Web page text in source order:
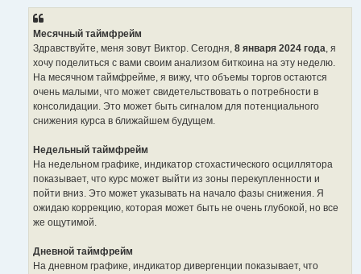
Месячный таймфрейм
Здравствуйте, меня зовут Виктор. Сегодня, 8 января 2024 года, я
хочу поделиться с вами своим анализом биткоина на эту неделю.
На месячном таймфрейме, я вижу, что объемы торгов остаются
очень малыми, что может свидетельствовать о потребности в
консолидации. Это может быть сигналом для потенциального
снижения курса в ближайшем будущем.
Недельный таймфрейм
На недельном графике, индикатор стохастического осциллятора
показывает, что курс может выйти из зоны перекупленности и
пойти вниз. Это может указывать на начало фазы снижения. Я
ожидаю коррекцию, которая может быть не очень глубокой, но все
же ощутимой.
Дневной таймфрейм
На дневном графике, индикатор дивергенции показывает, что